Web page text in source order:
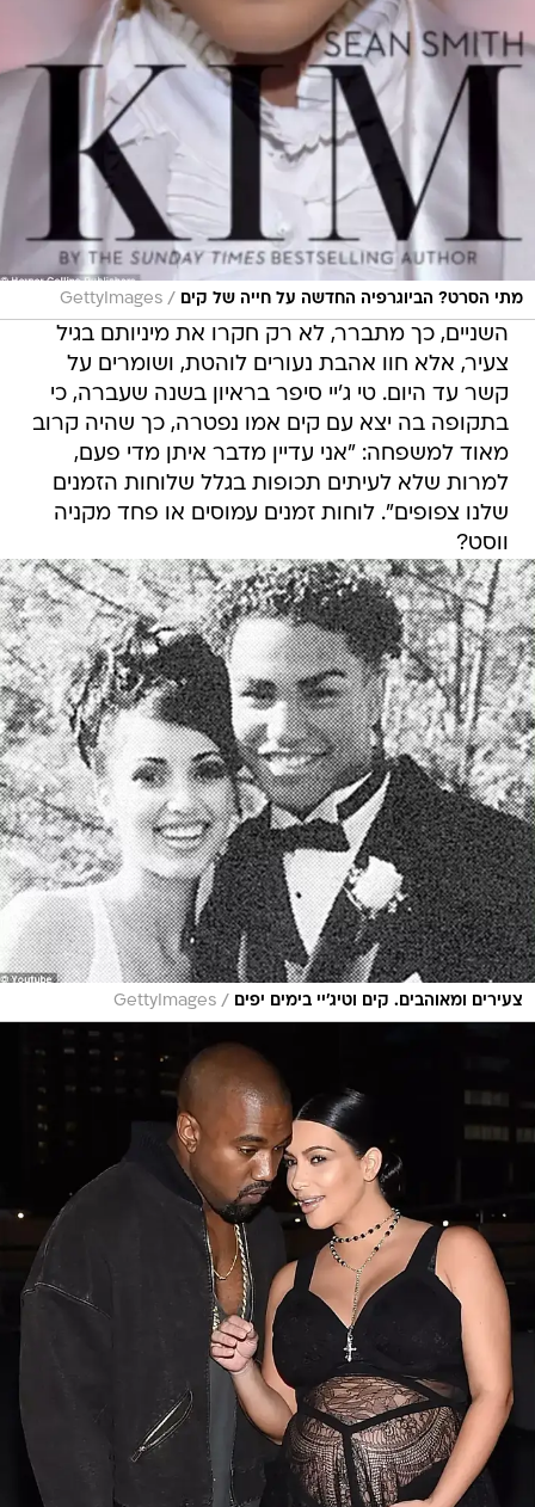
מתי הסרט? הביוגרפיה החדשה על חייה של קים /
GettyImages
השניים, כך מתברר, לא רק חקרו את מיניותם בגיל
צעיר, אלא חוו אהבת נעורים לוהטת, ושומרים על
קשר עד היום. טי ג'יי סיפר בראיון בשנה שעברה, כי
בתקופה בה יצא עם קים אמו נפטרה, כך שהיה קרוב
מאוד למשפחה: "אני עדיין מדבר איתן מדי פעם,
למרות שלא לעיתים תכופות בגלל שלוחות הזמנים
שלנו צפופים". לוחות זמנים עמוסים או פחד מקניה
ווסט?
צעירים ומאוהבים. קים וטיג'יי בימים יפים /
GettyImages